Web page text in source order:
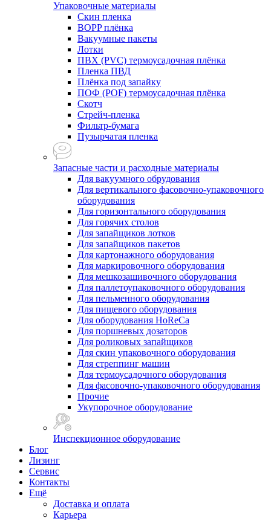
Упаковочные материалы
Скин пленка
BOPP плёнка
Вакуумные пакеты
Лотки
ПВХ (PVC) термоусадочная плёнка
Пленка ПВД
Плёнка под запайку
ПОФ (POF) термоусадочная плёнка
Скотч
Стрейч-пленка
Фильтр-бумага
Пузырчатая пленка
Запасные части и расходные материалы
Для вакуумного обрудования
Для вертикального фасовочно-упаковочного
оборудования
Для горизонтального оборудования
Для горячих столов
Для запайщиков лотков
Для запайщиков пакетов
Для картонажного оборудования
Для маркировочного оборудования
Для мешкозашивочного оборудования
Для паллетоупаковочного оборудования
Для пельменного оборудования
Для пищевого оборудования
Для оборудования HoReCa
Для поршневых дозаторов
Для роликовых запайщиков
Для скин упаковочного оборудования
Для стреппинг машин
Для термоусадочного оборудования
Для фасовочно-упаковочного оборудования
Прочие
Укупорочное оборудование
Инспекционное оборудование
Блог
Лизинг
Сервис
Контакты
Ещё
Доставка и оплата
Карьера